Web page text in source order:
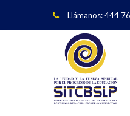
Llámanos: 444